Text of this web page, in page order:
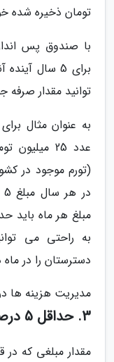
تومان ذخیره شده
با صندوق پس
برای 5 سال
توانید مقدار صرفه
به عنوان مثال
(تورم موجود در
دسترستان را در ماه
مدیریت هزینه ها
3. حداقل 5 درصد از عایدیتان را پس انداز کنید
مقدار مبلغی که